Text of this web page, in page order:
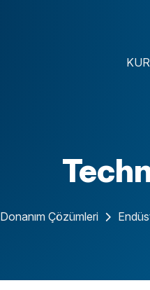
Donanım Çözümleri